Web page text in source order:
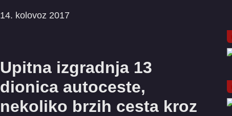
14. kolovoz 2017
Upitna izgradnja 13
dionica autoceste,
nekoliko brzih cesta kroz